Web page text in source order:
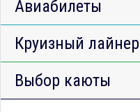
Авиабилеты
Круизный
Выбор каюты